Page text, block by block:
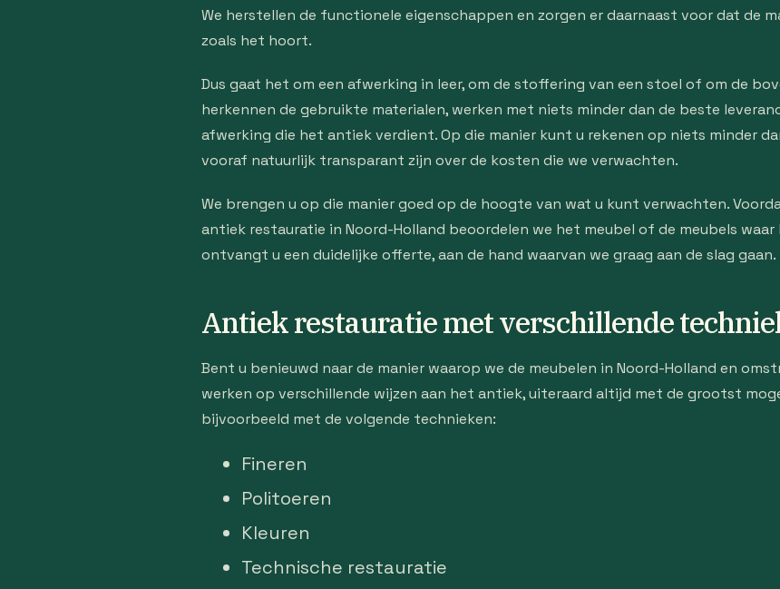
We herstellen de functionele eigenschappen en zorgen er daarnaast voor dat de
zoals het hoort.
Dus gaat het om een afwerking in leer, om de stoffering van een stoel of om de
herkennen de gebruikte materialen, werken met niets minder dan de beste
afwerking die het antiek verdient. Op die manier kunt u rekenen op niets minder
vooraf natuurlijk transparant zijn over de kosten die we verwachten.
We brengen u op die manier goed op de hoogte van wat u kunt verwachten.
antiek restauratie in Noord-Holland beoordelen we het meubel of de meubels waar
ontvangt u een duidelijke offerte, aan de hand waarvan we graag aan de slag gaan.
Antiek restauratie met verschillende
Bent u benieuwd naar de manier waarop we de meubelen in Noord-Holland en
werken op verschillende wijzen aan het antiek, uiteraard altijd met de grootst
bijvoorbeeld met de volgende technieken:
Fineren
Politoeren
Kleuren
Technische restauratie